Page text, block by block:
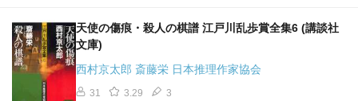
天使の傷痕・殺人の棋譜 江戸川乱歩賞全集6 (講談社
文庫)
西村京太郎 斎藤栄 日本推理作家協会
31 3.29 3